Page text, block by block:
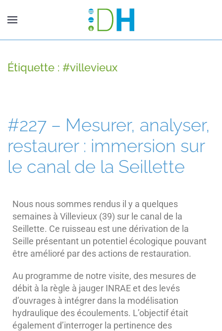
Étiquette : #villevieux
#227 – Mesurer, analyser,
restaurer : immersion sur
le canal de la Seillette
Nous nous sommes rendus il y a quelques
semaines à Villevieux (39) sur le canal de la
Seillette. Ce ruisseau est une dérivation de la
Seille présentant un potentiel écologique pouvant
être amélioré par des actions de restauration.
Au programme de notre visite, des mesures de
débit à la règle à jauger INRAE et des levés
d’ouvrages à intégrer dans la modélisation
hydraulique des écoulements. L’objectif était
également d’interroger la pertinence des